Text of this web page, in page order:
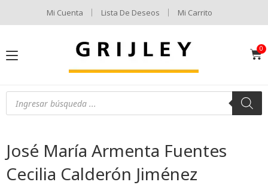
Mi Cuenta Lista De Deseos Mi Carrito
José María Armenta Fuentes
Cecilia Calderón Jiménez